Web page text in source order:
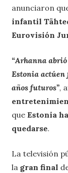
anunciaron
infantil
Eurovisión
“Arhanna
Estonia actúen
años futuros”,
que Estonia
quedarse.
La televisión
la gran final